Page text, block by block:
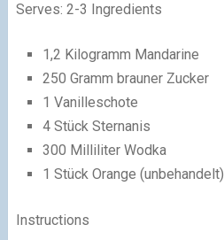
Serves: 2-3 Ingredients
1,2 Kilogramm Mandarine
250 Gramm brauner Zucker
1 Vanilleschote
4 Stück Sternanis
300 Milliliter Wodka
1 Stück Orange (unbehandelt)
Instructions